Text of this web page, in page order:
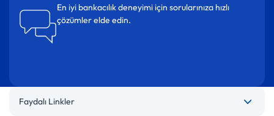
En iyi bankacılık deneyimi için sorularınıza hızlı
çözümler elde edin.
Faydalı Linkler